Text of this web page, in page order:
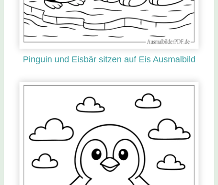
Pinguin und Eisbär sitzen auf Eis Ausmalbild